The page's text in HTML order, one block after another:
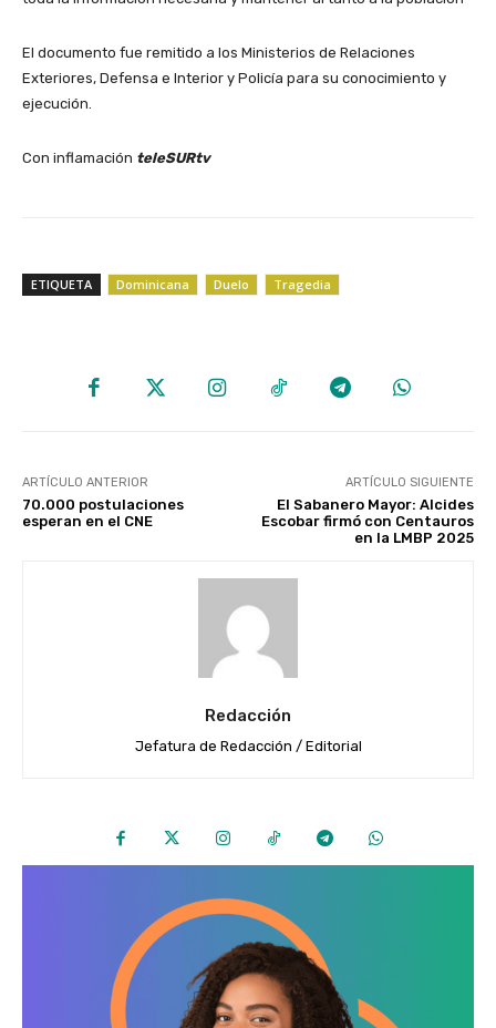
El documento fue remitido a los Ministerios de Relaciones
Exteriores, Defensa e Interior y Policía para su conocimiento y
ejecución.
Con inflamación teleSURtv
ETIQUETA Dominicana Duelo Tragedia
ARTÍCULO ANTERIOR
70.000 postulaciones
esperan en el CNE
ARTÍCULO SIGUIENTE
El Sabanero Mayor: Alcides
Escobar firmó con Centauros
en la LMBP 2025
Redacción
Jefatura de Redacción / Editorial